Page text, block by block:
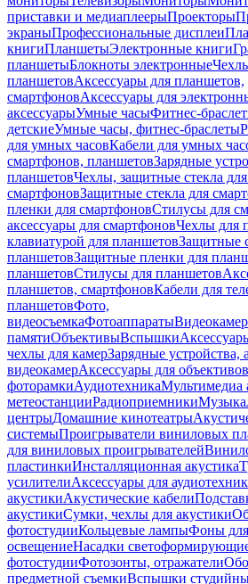
приставки и медиаплеерыПроекторы
экраныПрофессиональные дисплеи
книгиПланшетыЭлектронные книги
планшетыБлокноты электронные
планшетовАксессуары для планшетов,
смартфоновАксессуары для
аксессуарыУмные часыФитнес-
детскиеУмные часы, фитнес-браслеты
для умных часовКабели для умных
смартфонов, планшетовЗарядные
планшетовЧехлы, защитные стекла
смартфоновЗащитные стекла для
пленки для смартфоновСтилусы для
аксессуары для смартфоновЧехлы для
клавиатурой для планшетовЗащитные
планшетовЗащитные пленки для
планшетовСтилусы для планшетов
планшетов, смартфоновКабели для
планшетовФото,
видеосъемкаФотоаппараты
памятиОбъективыВспышки
чехлы для камерЗарядные устройства,
видеокамерАксессуары для объективов
фоторамкиАудиотехникаМультимедиа
метеостанцииРадиоприемники
центрыДомашние кинотеатры
системыПроигрыватели виниловых
для виниловых проигрывателей
пластинкиИнсталляционная акустика
усилителиАксессуары для
акустикиАкустические кабели
акустикиСумки, чехлы для акустики
фотостудииКольцевые лампыФоны для
освещениеНасадки
фотостудииФотозонты, отражатели
предметной съемкиВспышки